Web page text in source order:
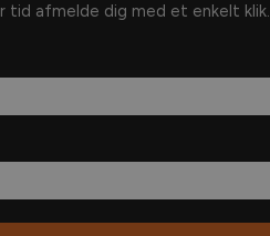
JAGTHUND
MERE JAGT
tid afmelde dig med et enkelt klik.